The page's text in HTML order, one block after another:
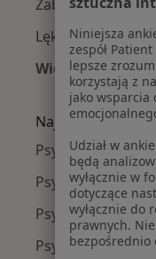
Zaburzenia
Lęki w Warszawie
Więcej (15)
Więcej w
Psycholodzy z
Psycholodzy z
Psycholodzy z
Psycholodzy z
Niniejsza
zespół
lepsze
korzystają z
jako wsparcia
Udział w
będą
wyłącznie w
dotyczące
wyłącznie do
prawnych.
bezpośrednio